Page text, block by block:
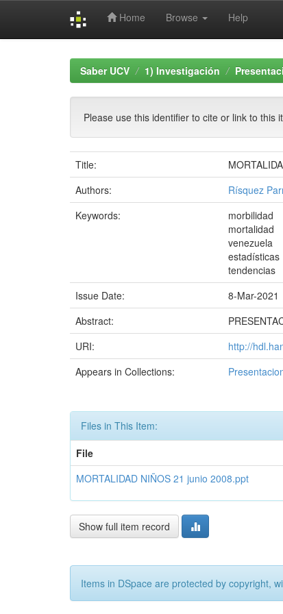
Home Browse Help
Saber UCV 1) Investigación
Please use this identifier to cite or link to this
Title:
Authors:
Rísquez
Keywords:
morbilidad
mortalidad
venezuela
estadísticas
tendencias
Issue Date:
8-Mar-2021
Abstract:
URI:
http://
Appears in Collections:
Files in This Item:
File
MORTALIDAD NIÑOS 21 junio 2008.ppt
Show full item record
Items in DSpace are protected by copyright,